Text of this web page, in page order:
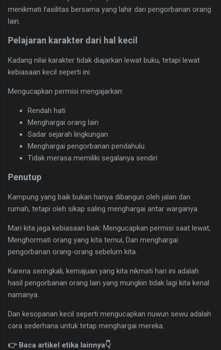
menikmati fasilitas bersama yang lahir dari pengorbanan orang
lain.
Pelajaran karakter dari hal kecil
Kadang nilai karakter tidak diajarkan lewat buku, tetapi lewat
kebiasaan kecil seperti ini.
Mengucapkan permisi mengajarkan:
Rendah hati
Menghargai orang lain
Sadar sejarah lingkungan
Menghargai pengorbanan pendahulu.
Tidak merasa memiliki segalanya sendiri
Penutup
Kampung yang baik bukan hanya dibangun oleh jalan dan
rumah, tetapi oleh sikap saling menghargai antar warganya.
Mari kita jaga kebiasaan baik: Mengucapkan permisi saat lewat,
Menghormati orang yang kita temui, Dan menghargai
pengorbanan orang-orang sebelum kita.
Karena seringkali, kemajuan yang kita nikmati hari ini adalah
hasil pengorbanan orang lain yang mungkin tidak lagi kita kenal
namanya.
Dan kesopanan kecil seperti mengucapkan nuwun sewu adalah
cara sederhana untuk tetap menghargai mereka.
👉 Baca artikel etika lainnya👇